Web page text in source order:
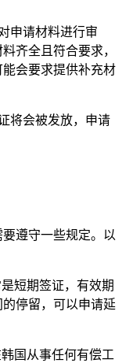
申请材料进行审
齐全且符合要求，
会要求提供补充材
将会被发放，申请
遵守一些规定。以
短期签证，有效期
停留，可以申请延
国从事任何有偿工